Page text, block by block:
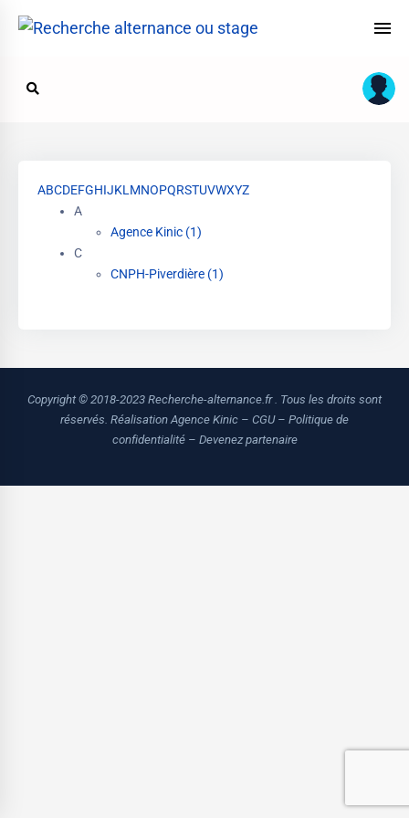
ABCDEFGHIJKL MNOPQRSTUVWXYZ
A
Agence Kinic (1)
C
CNPH-Piverdière (1)
Copyright © 2018-2023 Recherche-alternance.fr . Tous les droits sont
réservés. Réalisation Agence Kinic – CGU – Politique de
confidentialité – Devenez partenaire